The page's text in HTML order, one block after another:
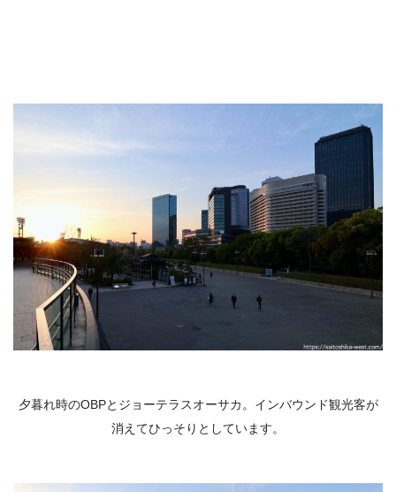
夕暮れ時のOBPとジョーテラスオーサカ。インバウンド観光客が
消えてひっそりとしています。